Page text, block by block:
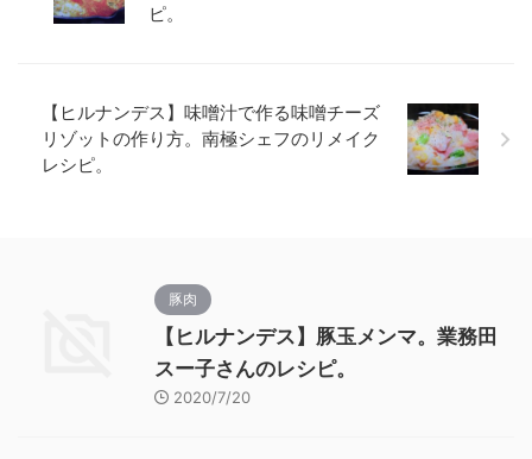
ピ。
【ヒルナンデス】味噌汁で作る味噌チーズ
リゾットの作り方。南極シェフのリメイク
レシピ。
豚肉
【ヒルナンデス】豚玉メンマ。業務田
スー子さんのレシピ。
2020/7/20